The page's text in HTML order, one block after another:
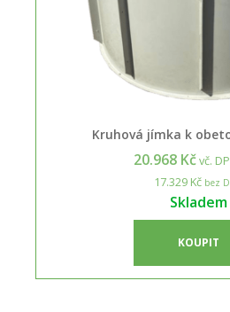
Kruhová jímka k
20.968 Kčvč.
17.329 Kč bez
Skladem
KOUPIT